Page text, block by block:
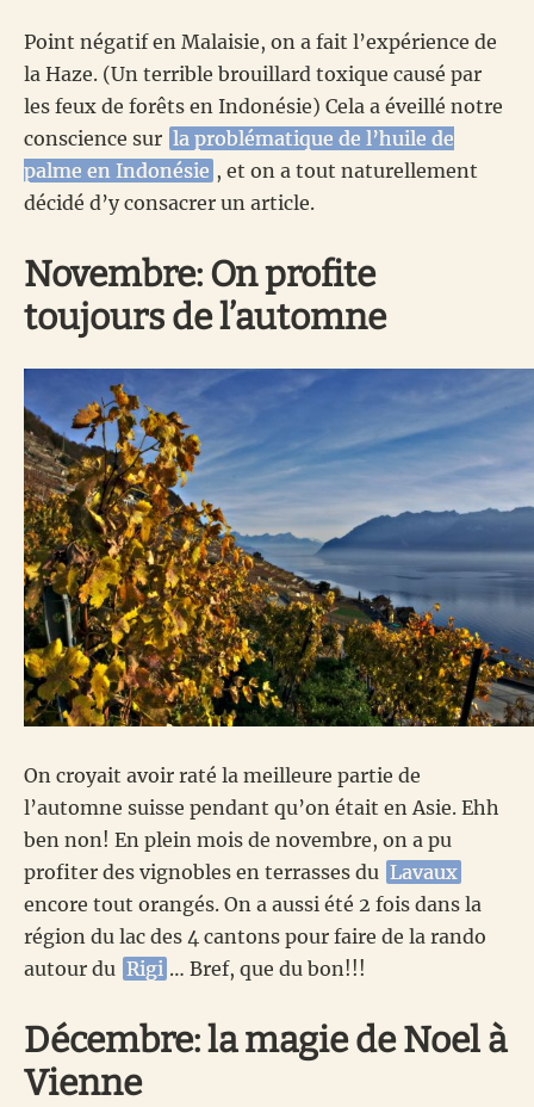
Point négatif en Malaisie, on a fait l’expérience de
la Haze. (Un terrible brouillard toxique causé par
les feux de forêts en Indonésie) Cela a éveillé notre
conscience sur la problématique de l’huile de
palme en Indonésie , et on a tout naturellement
décidé d’y consacrer un article.
Novembre: On profite
toujours de l’automne
On croyait avoir raté la meilleure partie de
l’automne suisse pendant qu’on était en Asie. Ehh
ben non! En plein mois de novembre, on a pu
profiter des vignobles en terrasses du Lavaux
encore tout orangés. On a aussi été 2 fois dans la
région du lac des 4 cantons pour faire de la rando
autour du Rigi … Bref, que du bon!!!
Décembre: la magie de Noel à
Vienne